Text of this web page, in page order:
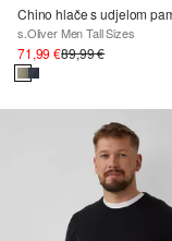
s.Oliver Men Tall Sizes
71,99 €89,99 €